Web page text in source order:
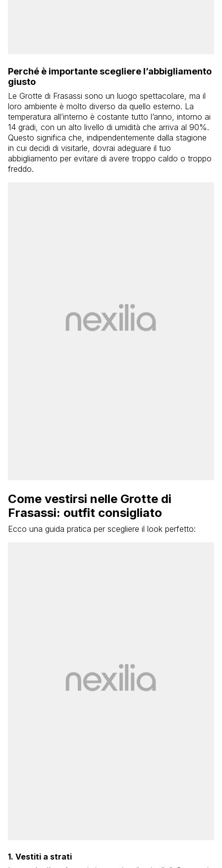
Perché è importante scegliere l’abbigliamento
giusto
Le Grotte di Frasassi sono un luogo spettacolare, ma il
loro ambiente è molto diverso da quello esterno. La
temperatura all’interno è costante tutto l’anno, intorno ai
14 gradi, con un alto livello di umidità che arriva al 90%.
Questo significa che, indipendentemente dalla stagione
in cui decidi di visitarle, dovrai adeguare il tuo
abbigliamento per evitare di avere troppo caldo o troppo
freddo.
Come vestirsi nelle Grotte di
Frasassi: outfit consigliato
Ecco una guida pratica per scegliere il look perfetto:
1. Vestiti a strati